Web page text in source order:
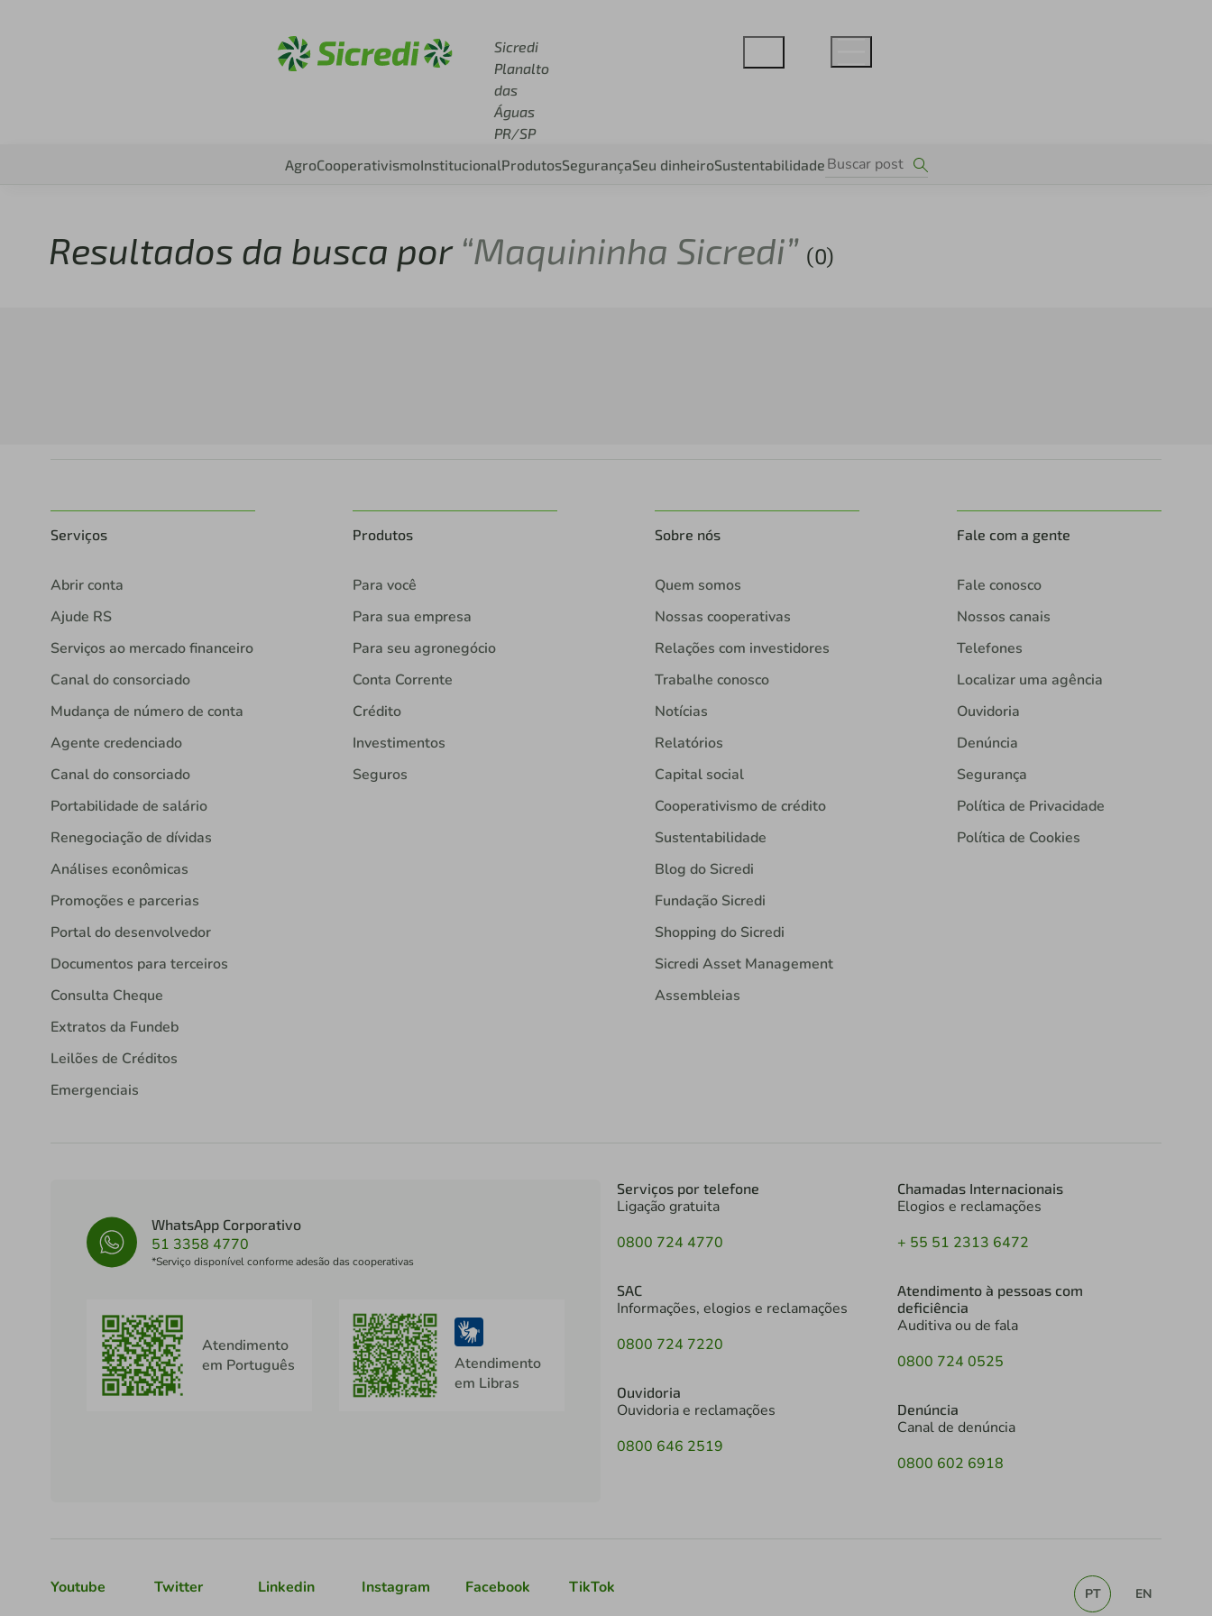
Sicredi
Planalto
das
Águas
PR/SP
AgroCooperativismoInstitucionalProdutosSegurançaSeu dinheiroSustentabilidade
Resultados da busca por “Maquininha Sicredi” (0)
Serviços
Abrir conta
Ajude RS
Serviços ao mercado financeiro
Canal do consorciado
Mudança de número de conta
Agente credenciado
Canal do consorciado
Portabilidade de salário
Renegociação de dívidas
Análises econômicas
Promoções e parcerias
Portal do desenvolvedor
Documentos para terceiros
Consulta Cheque
Extratos da Fundeb
Leilões de Créditos
Emergenciais
Produtos
Para você
Para sua empresa
Para seu agronegócio
Conta Corrente
Crédito
Investimentos
Seguros
Sobre nós
Quem somos
Nossas cooperativas
Relações com investidores
Trabalhe conosco
Notícias
Relatórios
Capital social
Cooperativismo de crédito
Sustentabilidade
Blog do Sicredi
Fundação Sicredi
Shopping do Sicredi
Sicredi Asset Management
Assembleias
Fale com a gente
Fale conosco
Nossos canais
Telefones
Localizar uma agência
Ouvidoria
Denúncia
Segurança
Política de Privacidade
Política de Cookies
WhatsApp Corporativo
51 3358 4770
*Serviço disponível conforme adesão das cooperativas
Atendimento
em Português
Atendimento
em Libras
Serviços por telefone
Ligação gratuita
0800 724 4770
SAC
Informações, elogios e reclamações
0800 724 7220
Ouvidoria
Ouvidoria e reclamações
0800 646 2519
Chamadas Internacionais
Elogios e reclamações
+ 55 51 2313 6472
Atendimento à pessoas com
deficiência
Auditiva ou de fala
0800 724 0525
Denúncia
Canal de denúncia
0800 602 6918
Youtube Twitter Linkedin Instagram Facebook TikTok PT EN